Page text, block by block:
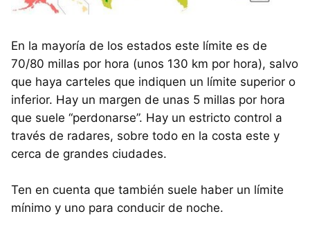
En la mayoría de los estados este límite es de
70/80 millas por hora (unos 130 km por hora), salvo
que haya carteles que indiquen un límite superior o
inferior. Hay un margen de unas 5 millas por hora
que suele “perdonarse”. Hay un estricto control a
través de radares, sobre todo en la costa este y
cerca de grandes ciudades.
Ten en cuenta que también suele haber un límite
mínimo y uno para conducir de noche.